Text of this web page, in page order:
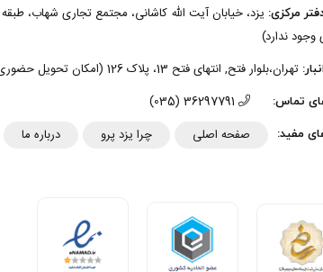
مرکزی:
ندارد)
تهران،بلوار فتح, انتهای فتح 13، پلاک 126 (امکان تحویل حضوری وجود دارد)
تماس:
مفید: صفحه اصلی چرا یزد پرو درباره ما